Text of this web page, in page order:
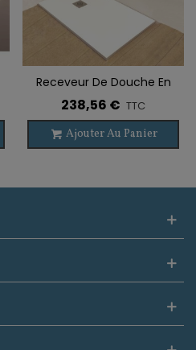
Receveur De Douche En
Résine PALMIER
238,56 € TTC
Ajouter Au Panier